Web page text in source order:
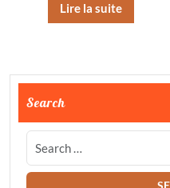
Lire la suite
Search